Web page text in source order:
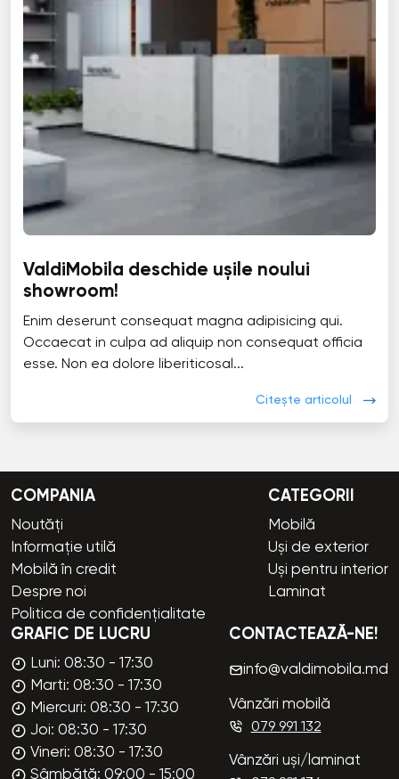
ValdiMobila deschide ușile noului
showroom!
Enim deserunt consequat magna adipisicing qui.
Occaecat in culpa ad aliquip non consequat officia
esse. Non ea dolore liberiticosal...
Citește articolul
COMPANIA
Noutăți
Informație utilă
Mobilă în credit
Despre noi
Politica de confidențialitate
CATEGORII
Mobilă
Uși de exterior
Uși pentru interior
Laminat
GRAFIC DE LUCRU
Luni: 08:30 - 17:30
Marti: 08:30 - 17:30
Miercuri: 08:30 - 17:30
Joi: 08:30 - 17:30
Vineri: 08:30 - 17:30
Sâmbătă: 09:00 - 15:00
CONTACTEAZĂ-NE!
info@valdimobila.md
Vânzări mobilă
079 991 132
Vânzări uși/laminat